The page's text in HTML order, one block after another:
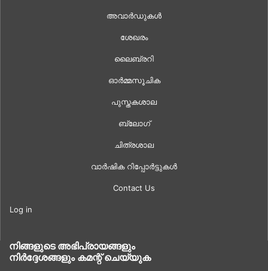
അവാർഡുകൾ
ശേഖരം
ലൈബ്രറി
ഓർമ്മസൂചിക
പുസ്തകശാല
ബ്ലോഗ്
ചിത്രശാല
വാർഷിക റിപ്പോർട്ടുകൾ
Contact Us
Log in
നിങ്ങളുടെ അഭിപ്രായങ്ങളും
നിർദ്ദേശങ്ങളും കമന്റ് ചെയ്യുക